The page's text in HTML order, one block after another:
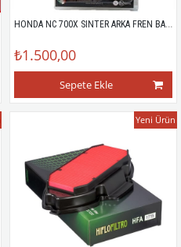
HONDA NC 700X SINTER ARKA FREN BALATASI
₺1.500,00
Sepete Ekle
Yeni Ürün